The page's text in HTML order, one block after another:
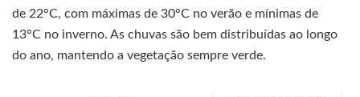
de 22°C, com máximas de 30°C no verão e mínimas de
13°C no inverno. As chuvas são bem distribuídas ao longo
do ano, mantendo a vegetação sempre verde.